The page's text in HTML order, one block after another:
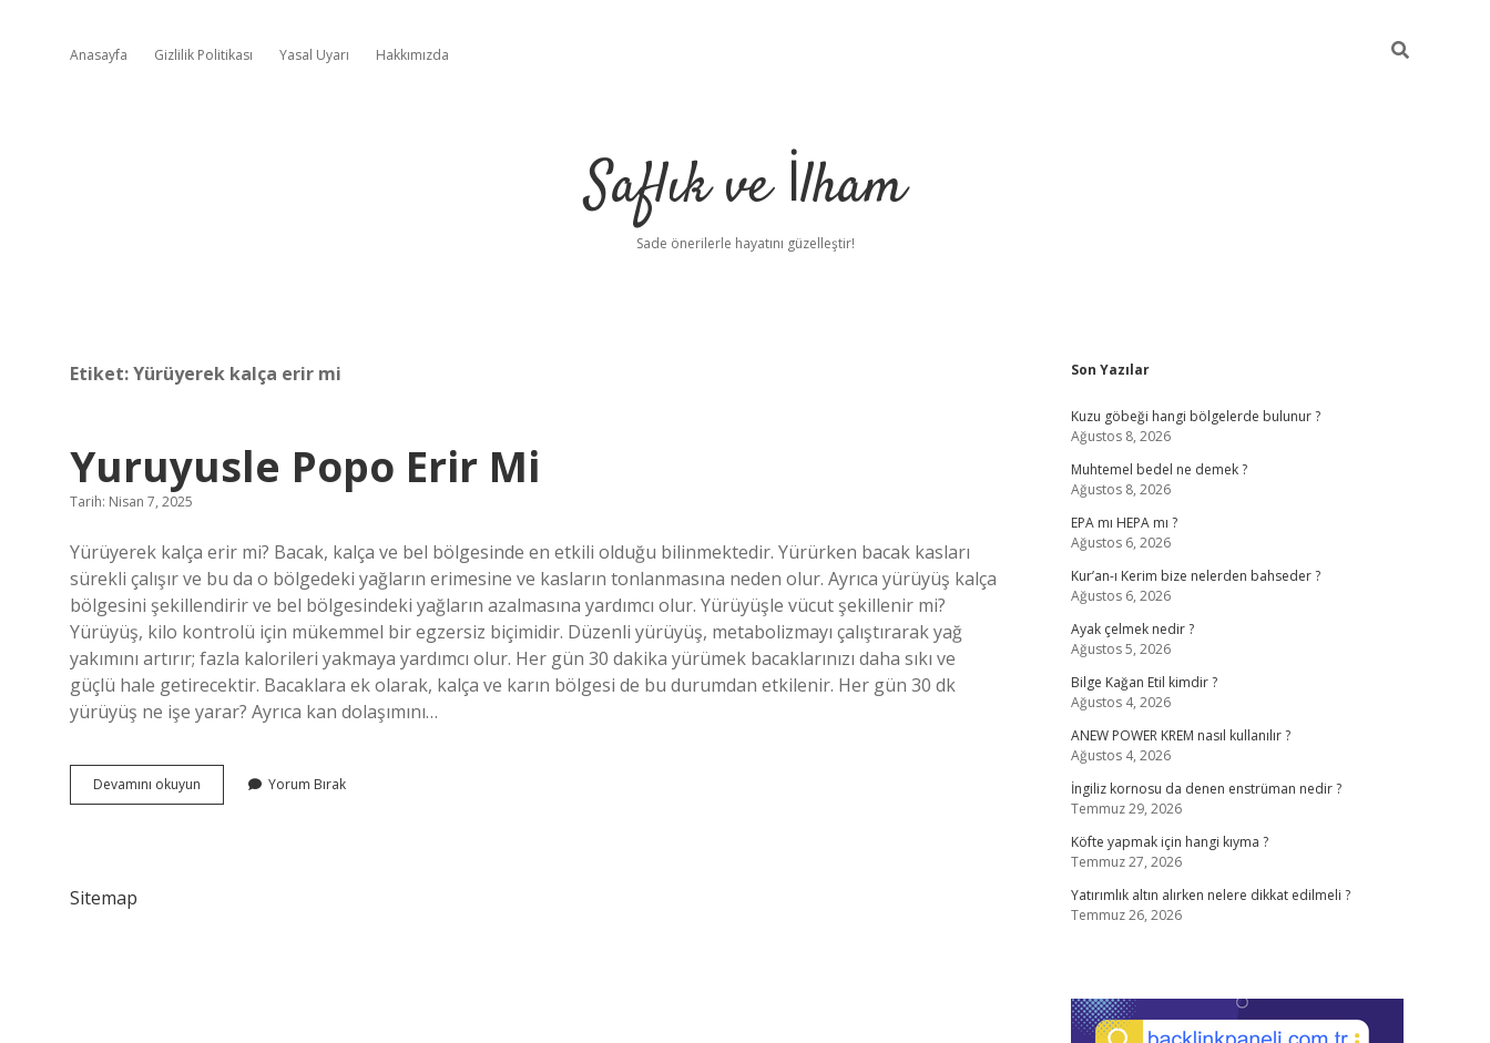
Anasayfa Gizlilik Politikası Yasal Uyarı Hakkımızda
Saflık ve İlham
Sade önerilerle hayatını güzelleştir!
Etiket:Yürüyerek kalça erir mi
Yuruyusle Popo Erir Mi
Tarih: Nisan 7, 2025
Yürüyerek kalça erir mi? Bacak, kalça ve bel bölgesinde en etkili olduğu bilinmektedir. Yürürken bacak kasları
sürekli çalışır ve bu da o bölgedeki yağların erimesine ve kasların tonlanmasına neden olur. Ayrıca yürüyüş kalça
bölgesini şekillendirir ve bel bölgesindeki yağların azalmasına yardımcı olur. Yürüyüşle vücut şekillenir mi?
Yürüyüş, kilo kontrolü için mükemmel bir egzersiz biçimidir. Düzenli yürüyüş, metabolizmayı çalıştırarak yağ
yakımını artırır; fazla kalorileri yakmaya yardımcı olur. Her gün 30 dakika yürümek bacaklarınızı daha sıkı ve
güçlü hale getirecektir. Bacaklara ek olarak, kalça ve karın bölgesi de bu durumdan etkilenir. Her gün 30 dk
yürüyüş ne işe yarar? Ayrıca kan dolaşımını…
Devamını okuyun Yuruyusle
Popo
Yorum Bırak
Sitemap
Sidebar
Son Yazılar
Kuzu göbeği hangi bölgelerde bulunur ?
Ağustos 8, 2026
Muhtemel bedel ne demek ?
Ağustos 8, 2026
EPA mı HEPA mı ?
Ağustos 6, 2026
Kur’an-ı Kerim bize nelerden bahseder ?
Ağustos 6, 2026
Ayak çelmek nedir ?
Ağustos 5, 2026
Bilge Kağan Etil kimdir ?
Ağustos 4, 2026
ANEW POWER KREM nasıl kullanılır ?
Ağustos 4, 2026
İngiliz kornosu da denen enstrüman nedir ?
Temmuz 29, 2026
Köfte yapmak için hangi kıyma ?
Temmuz 27, 2026
Yatırımlık altın alırken nelere dikkat edilmeli ?
Temmuz 26, 2026